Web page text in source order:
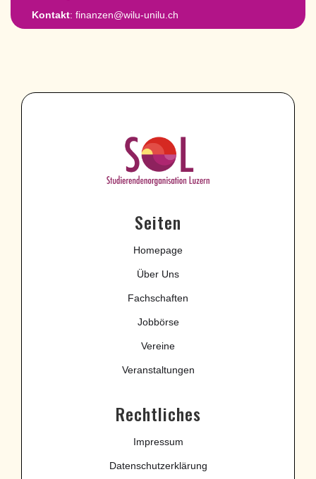
Kontakt: finanzen@wilu-unilu.ch
Seiten
Homepage
Über Uns
Fachschaften
Jobbörse
Vereine
Veranstaltungen
Rechtliches
Impressum
Datenschutzerklärung